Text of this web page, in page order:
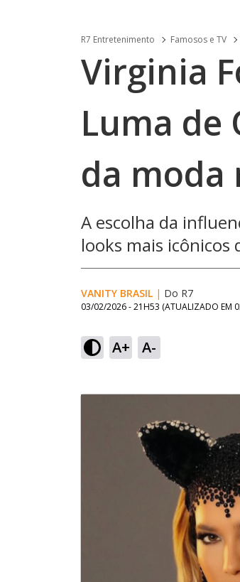
R7 Entretenimento Famosos e TV
Virginia
Luma de
da moda
A escolha da
looks mais icônicos
VANITY BRASIL | Do R7
03/02/2026 - 21H53 (ATUALIZADO EM
A+ A-